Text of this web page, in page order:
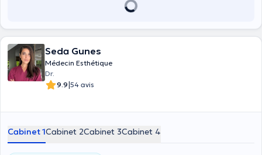
Seda Gunes
Médecin Esthétique
Dr.
9.9|54 avis
Cabinet 1Cabinet 2Cabinet 3Cabinet 4